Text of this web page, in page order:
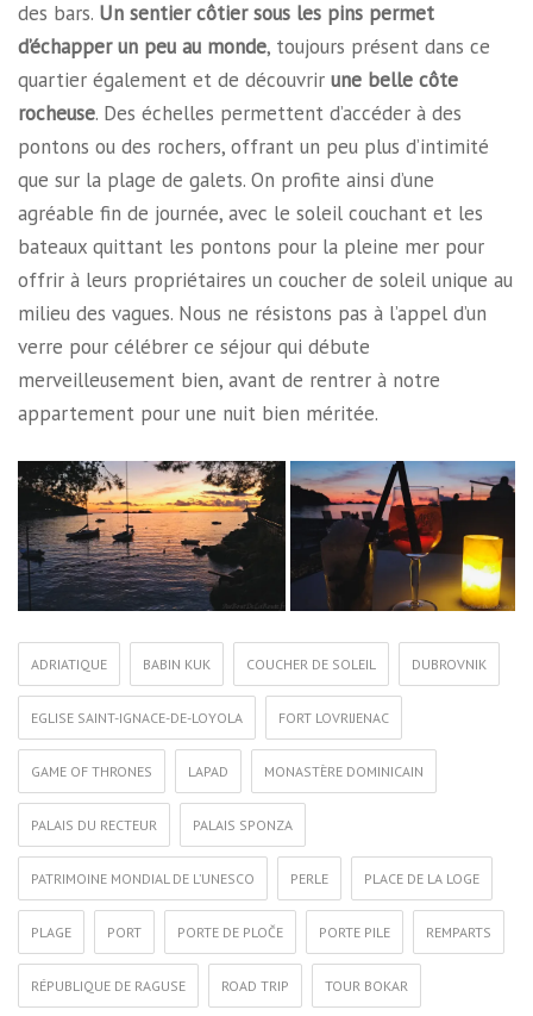
des bars. Un sentier côtier sous les pins permet
d’échapper un peu au monde, toujours présent dans ce
quartier également et de découvrir une belle côte
rocheuse. Des échelles permettent d’accéder à des
pontons ou des rochers, offrant un peu plus d’intimité
que sur la plage de galets. On profite ainsi d’une
agréable fin de journée, avec le soleil couchant et les
bateaux quittant les pontons pour la pleine mer pour
offrir à leurs propriétaires un coucher de soleil unique au
milieu des vagues. Nous ne résistons pas à l’appel d’un
verre pour célébrer ce séjour qui débute
merveilleusement bien, avant de rentrer à notre
appartement pour une nuit bien méritée.
ADRIATIQUE BABIN KUK COUCHER DE SOLEIL DUBROVNIK
EGLISE SAINT-IGNACE-DE-LOYOLA FORT LOVRIJENAC
GAME OF THRONES LAPAD MONASTÈRE DOMINICAIN
PALAIS DU RECTEUR PALAIS SPONZA
PATRIMOINE MONDIAL DE L’UNESCO PERLE PLACE DE LA LOGE
PLAGE PORT PORTE DE PLOČE PORTE PILE REMPARTS
RÉPUBLIQUE DE RAGUSE ROAD TRIP TOUR BOKAR